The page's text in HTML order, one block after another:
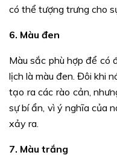
có thể tượng trưng cho
6. Màu đen
Màu sắc phù hợp để có
lịch là màu đen. Đôi khi
tạo ra các rào cản,
sự bí ẩn, vì ý nghĩa của
xảy ra.
7. Màu trắng